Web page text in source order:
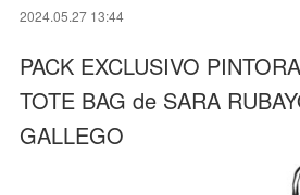
2024.05.27 13:44
PACK EXCLUSIVO
TOTE BAG de SARA
GALLEGO